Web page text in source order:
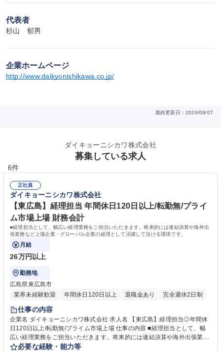
代表者
杉山　郁男
企業ホームページ
http://www.daikyonishikawa.co.jp/
最終更新日：2026/08/07
ダイキョーニシカワ株式会社
募集している求人
6件
正社員
ダイキョーニシカワ株式会社
【東広島】経理担当 年間休日120日以上/転勤無/プライ
ム市場上場 財務会計
■経理担当として、幅広い経理業務をご担当いただきます。将来的には連結決算や海外出
張業務など上場企業・グローバル企業の経理として活躍して頂ける環境です。
月給
26万円以上
勤務地
広島県東広島市
業界未経験歓迎
年間休日120日以上 退職金あり 完全週休2日制
仕事の内容
企業名 ダイキョーニシカワ株式会社 求人名 【東広島】経理担当◎年間休
日120日以上/転勤無/プライム市場上場 仕事の内容 ■経理担当として、幅
広い経理業務をご担当いただきます。将来的には連結決算や海外出張業務
など上場企業・グローバル企業の経理として活躍して頂ける環境です。
必要な経験・能力等